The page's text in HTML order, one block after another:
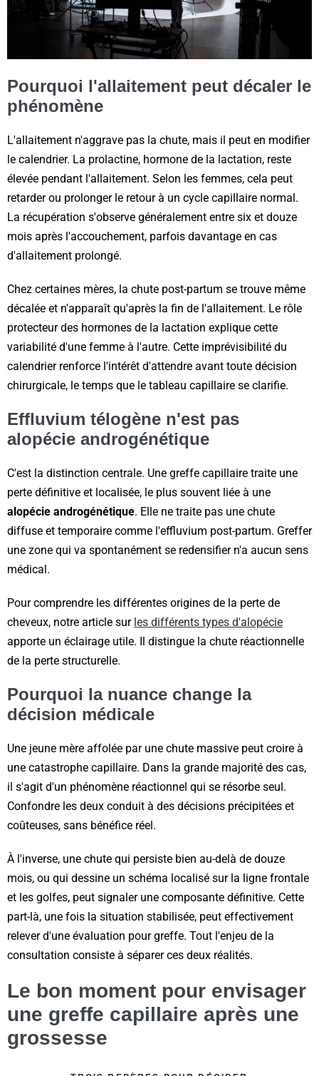
Pourquoi l'allaitement peut décaler le
phénomène
L'allaitement n'aggrave pas la chute, mais il peut en modifier
le calendrier. La prolactine, hormone de la lactation, reste
élevée pendant l'allaitement. Selon les femmes, cela peut
retarder ou prolonger le retour à un cycle capillaire normal.
La récupération s'observe généralement entre six et douze
mois après l'accouchement, parfois davantage en cas
d'allaitement prolongé.
Chez certaines mères, la chute post-partum se trouve même
décalée et n'apparaît qu'après la fin de l'allaitement. Le rôle
protecteur des hormones de la lactation explique cette
variabilité d'une femme à l'autre. Cette imprévisibilité du
calendrier renforce l'intérêt d'attendre avant toute décision
chirurgicale, le temps que le tableau capillaire se clarifie.
Effluvium télogène n'est pas
alopécie androgénétique
C'est la distinction centrale. Une greffe capillaire traite une
perte définitive et localisée, le plus souvent liée à une
alopécie androgénétique. Elle ne traite pas une chute
diffuse et temporaire comme l'effluvium post-partum. Greffer
une zone qui va spontanément se redensifier n'a aucun sens
médical.
Pour comprendre les différentes origines de la perte de
cheveux, notre article sur les différents types d'alopécie
apporte un éclairage utile. Il distingue la chute réactionnelle
de la perte structurelle.
Pourquoi la nuance change la
décision médicale
Une jeune mère affolée par une chute massive peut croire à
une catastrophe capillaire. Dans la grande majorité des cas,
il s'agit d'un phénomène réactionnel qui se résorbe seul.
Confondre les deux conduit à des décisions précipitées et
coûteuses, sans bénéfice réel.
À l'inverse, une chute qui persiste bien au-delà de douze
mois, ou qui dessine un schéma localisé sur la ligne frontale
et les golfes, peut signaler une composante définitive. Cette
part-là, une fois la situation stabilisée, peut effectivement
relever d'une évaluation pour greffe. Tout l'enjeu de la
consultation consiste à séparer ces deux réalités.
Le bon moment pour envisager
une greffe capillaire après une
grossesse